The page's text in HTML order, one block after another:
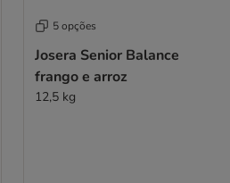
5 opções
Josera Senior Balance
frango e arroz
12,5 kg